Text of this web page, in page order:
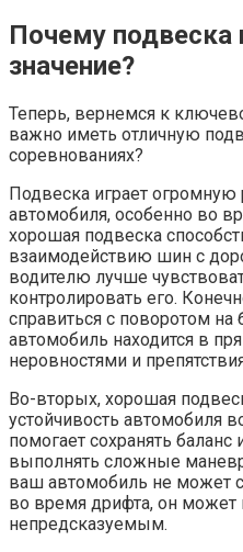
Почему подвеска
значение?
Теперь, вернемся к
важно иметь отличную
соревнованиях?
Подвеска играет огромную
автомобиля, особенно во
хорошая подвеска
взаимодействию шин с
водителю лучше
контролировать его.
справиться с поворотом
автомобиль находится в
неровностями и
Во-вторых, хорошая
устойчивость автомобиля
помогает сохранять
выполнять сложные
ваш автомобиль не может
во время дрифта, он может
непредсказуемым.